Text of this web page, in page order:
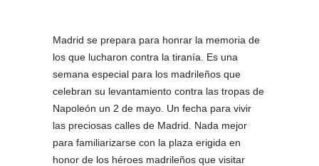
Madrid se prepara para honrar la memoria de
los que lucharon contra la tiranía. Es una
semana especial para los madrileños que
celebran su levantamiento contra las tropas de
Napoleón un 2 de mayo. Un fecha para vivir
las preciosas calles de Madrid. Nada mejor
para familiarizarse con la plaza erigida en
honor de los héroes madrileños que visitar